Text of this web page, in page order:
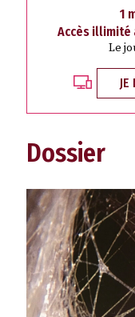
1
Accès illimité
Le
JE
Dossier